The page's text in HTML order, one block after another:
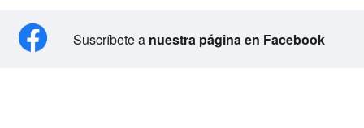
Suscríbete a nuestra página en Facebook